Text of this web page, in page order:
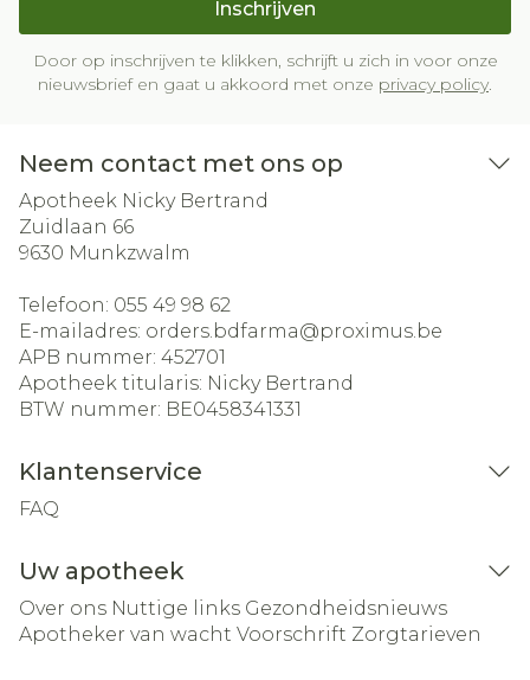
Inschrijven
Door op inschrijven te klikken, schrijft u zich in voor onze
nieuwsbrief en gaat u akkoord met onze privacy policy.
Neem contact met ons op
Apotheek Nicky Bertrand
Zuidlaan 66
9630 Munkzwalm
Telefoon: 055 49 98 62
E-mailadres: orders.bdfarma@proximus.be
APB nummer: 452701
Apotheek titularis: Nicky Bertrand
BTW nummer: BE0458341331
Klantenservice
FAQ
Uw apotheek
Over ons Nuttige links Gezondheidsnieuws
Apotheker van wacht Voorschrift Zorgtarieven